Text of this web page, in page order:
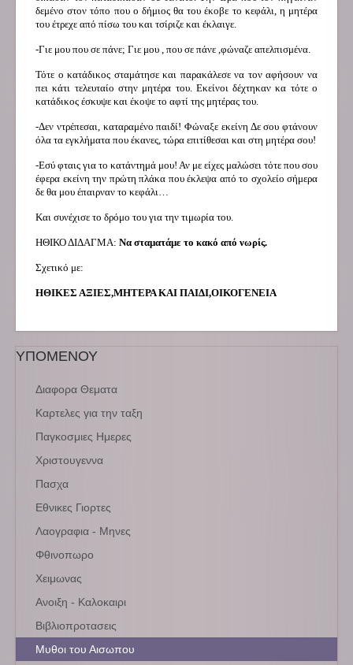
δεμένο στον τόπο που ο δήμιος θα του έκοβε το κεφάλι, η μητέρα
του έτρεχε από πίσω του και τσίριζε και έκλαιγε.
-Γιε μου που σε πάνε; Γιε μου , που σε πάνε ,φώναζε απελπισμένα.
Τότε ο κατάδικος σταμάτησε και παρακάλεσε να τον αφήσουν να
πει κάτι τελευταίο στην μητέρα του. Εκείνοι δέχτηκαν κα τότε ο
κατάδικος έσκυψε και έκοψε το αφτί της μητέρας του.
-Δεν ντρέπεσαι, καταραμένο παιδί! Φώναξε εκείνη Δε σου φτάνουν
όλα τα εγκλήματα που έκανες, τώρα επιτίθεσαι και στη μητέρα σου!
-Εσύ φταις για το κατάντημά μου! Αν με είχες μαλώσει τότε που σου
έφερα εκείνη την πρώτη πλάκα που έκλεψα από το σχολείο σήμερα
δε θα μου έπαιρναν το κεφάλι…
Και συνέχισε το δρόμο του για την τιμωρία του.
ΗΘΙΚΟ ΔΙΔΑΓΜΑ: Να σταματάμε το κακό από νωρίς.
Σχετικό με:
ΗΘΙΚΕΣ ΑΞΙΕΣ,ΜΗΤΕΡΑ ΚΑΙ ΠΑΙΔΙ,ΟΙΚΟΓΕΝΕΙΑ
ΥΠΟΜΕΝΟΥ
Διαφορα Θεματα
Καρτελες για την ταξη
Παγκοσμιες Ημερες
Χριστουγεννα
Πασχα
Εθνικες Γιορτες
Λαογραφια - Μηνες
Φθινοπωρο
Χειμωνας
Ανοιξη - Καλοκαιρι
Βιβλιοπροτασεις
Μυθοι του Αισωπου